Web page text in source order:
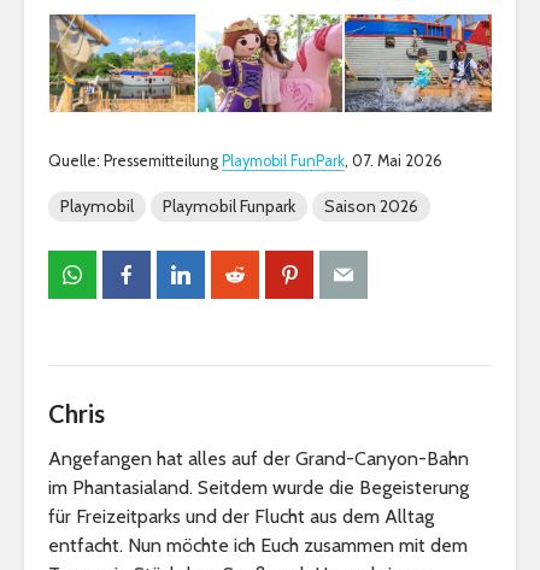
Quelle: Pressemitteilung Playmobil FunPark, 07. Mai 2026
Playmobil Playmobil Funpark Saison 2026
Chris
Angefangen hat alles auf der Grand-Canyon-Bahn
im Phantasialand. Seitdem wurde die Begeisterung
für Freizeitparks und der Flucht aus dem Alltag
entfacht. Nun möchte ich Euch zusammen mit dem